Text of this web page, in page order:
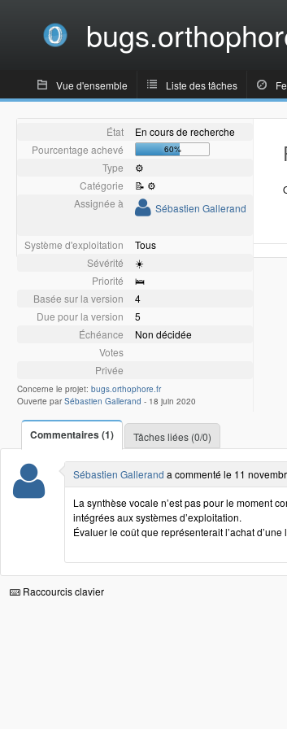
Vue d'ensemble Liste des tâches
État
En cours de recherche
Pourcentage achevé
60%
Type
⚙️
Catégorie
📝 ⚙️
Assignée à
Sébastien Gallerand
Système d'exploitation
Tous
Sévérité
☀️
Priorité
🛌
Basée sur la version
4
Due pour la version
5
Échéance
Non décidée
Votes
Privée
Concerne le projet: bugs.orthophore.fr
Ouverte parSébastien Gallerand - 18 juin 2020
Commentaires (1) Tâches liées (0/0)
Sébastien Gallerand a commenté le 11
La synthèse vocale n’est pas pour le moment
intégrées aux systèmes d’exploitation.
Évaluer le coût que représenterait l’achat
Raccourcis clavier